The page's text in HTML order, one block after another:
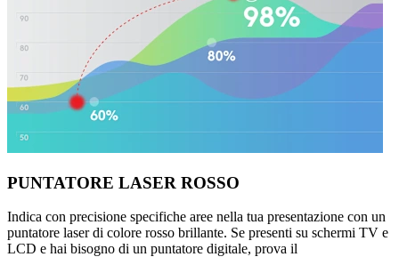
PUNTATORE LASER ROSSO
Indica con precisione specifiche aree nella tua presentazione con un
puntatore laser di colore rosso brillante. Se presenti su schermi TV e
LCD e hai bisogno di un puntatore digitale, prova il